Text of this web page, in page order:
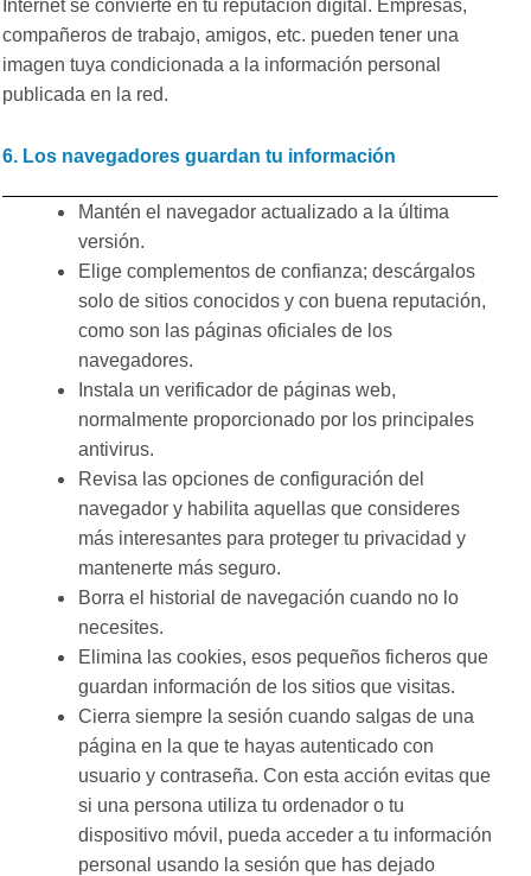
Internet se convierte en tu reputación digital. Empresas,
compañeros de trabajo, amigos, etc. pueden tener una
imagen tuya condicionada a la información personal
publicada en la red.
6. Los navegadores guardan tu información
Mantén el navegador actualizado a la última
versión.
Elige complementos de confianza; descárgalos
solo de sitios conocidos y con buena reputación,
como son las páginas oficiales de los
navegadores.
Instala un verificador de páginas web,
normalmente proporcionado por los principales
antivirus.
Revisa las opciones de configuración del
navegador y habilita aquellas que consideres
más interesantes para proteger tu privacidad y
mantenerte más seguro.
Borra el historial de navegación cuando no lo
necesites.
Elimina las cookies, esos pequeños ficheros que
guardan información de los sitios que visitas.
Cierra siempre la sesión cuando salgas de una
página en la que te hayas autenticado con
usuario y contraseña. Con esta acción evitas que
si una persona utiliza tu ordenador o tu
dispositivo móvil, pueda acceder a tu información
personal usando la sesión que has dejado